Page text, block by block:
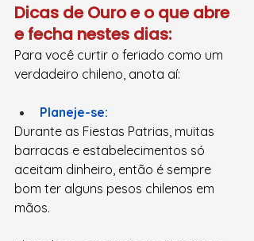
Dicas de Ouro e o que abre
e fecha nestes dias:
Para você curtir o feriado como um
verdadeiro chileno, anota aí:
Planeje-se:
Durante as Fiestas Patrias, muitas
barracas e estabelecimentos só
aceitam dinheiro, então é sempre
bom ter alguns pesos chilenos em
mãos.